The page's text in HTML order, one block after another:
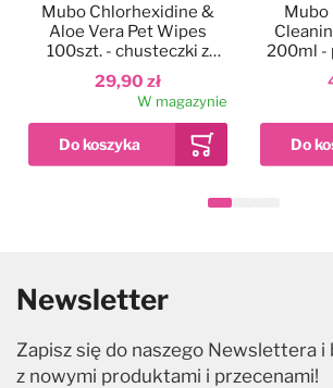
29,90 zł
Mubo Chlorhexidine &
Aloe Vera Pet Wipes
100szt. - chusteczki z
chlorheksydyną i aloesem
dla psa i kota, 15x30cm
W magazynie
Mubo
200ml -
Newsletter
Zapisz się do naszego Newslettera i
z nowymi produktami i przecenami!